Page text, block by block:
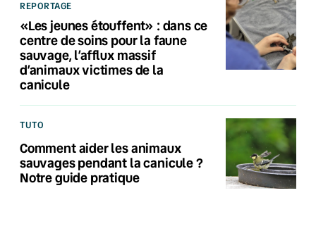
REPORTAGE
«Les jeunes étouffent» : dans ce
centre de soins pour la faune
sauvage, l’afflux massif
d’animaux victimes de la
canicule
TUTO
Comment aider les animaux
sauvages pendant la canicule ?
Notre guide pratique